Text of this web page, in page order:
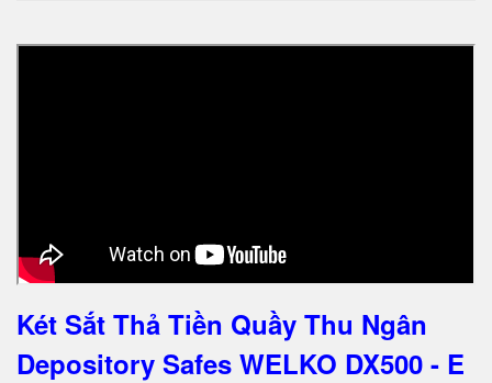
Két Sắt Thả Tiền Quầy Thu Ngân
Depository Safes WELKO DX500 - E